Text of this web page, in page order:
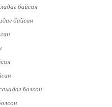
байсан
байсан
болсон